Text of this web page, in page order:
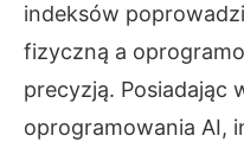
indeksów
fizyczną a
precyzją. Posiadając
oprogramowania AI,